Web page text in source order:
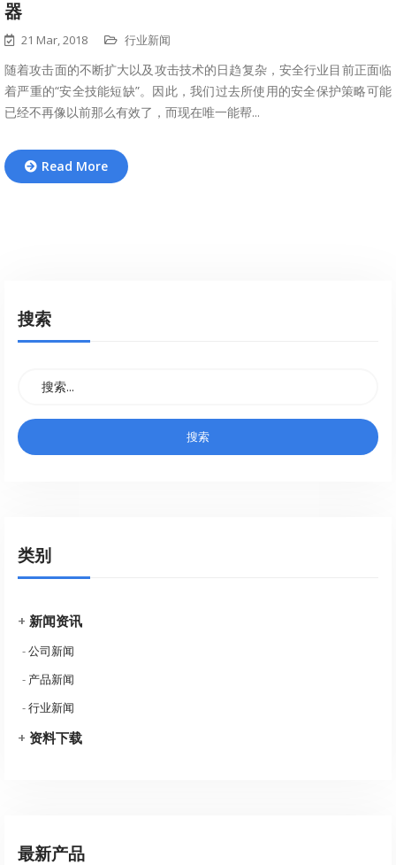
器
21 Mar, 2018 行业新闻
随着攻击面的不断扩大以及攻击技术的日趋复杂，安全行业目前正面临
着严重的“安全技能短缺”。因此，我们过去所使用的安全保护策略可能
已经不再像以前那么有效了，而现在唯一能帮...
Read More
搜索
类别
+ 新闻资讯
-公司新闻
- 产品新闻
-行业新闻
+ 资料下载
最新产品